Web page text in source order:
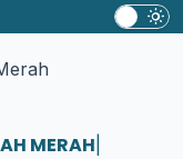
MERAH